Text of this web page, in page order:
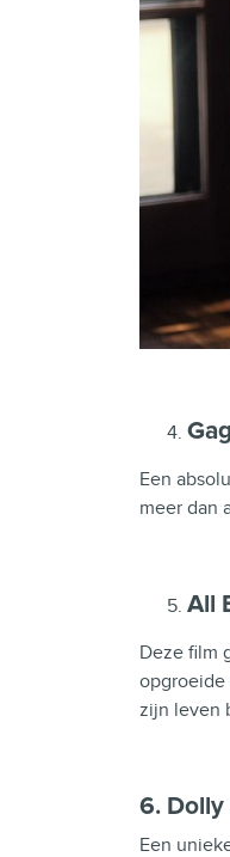
Een
meer dan
All
Deze film
opgroeide
zijn leven
6. Dolly
Een